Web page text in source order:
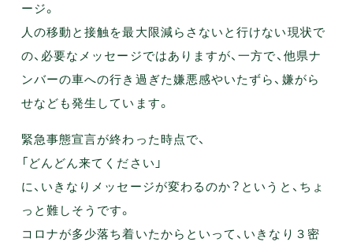
ージ。
人の移動と接触を最大限減らさないと行けない現状で
の、必要なメッセージではありますが、一方で、他県ナ
ンバーの車への行き過ぎた嫌悪感やいたずら、嫌がら
せなども発生しています。
緊急事態宣言が終わった時点で、
「どんどん来てください」
に、いきなりメッセージが変わるのか？というと、ちょ
っと難しそうです。
コロナが多少落ち着いたからといって、いきなり３密